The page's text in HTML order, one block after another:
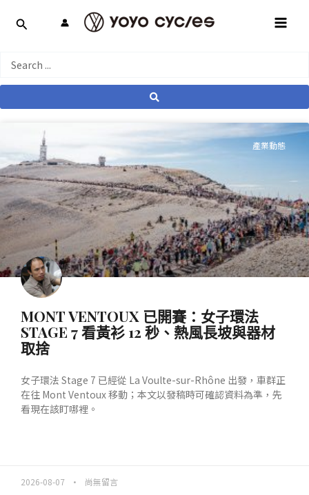
Search
產業動態
MONT VENTOUX 已開賽：女子環法
STAGE 7 看黃衫 12 秒、熱風長坡與器材
取捨
女子環法 Stage 7 已經從 La Voulte-sur-Rhône 出發，車群正
在往 Mont Ventoux 移動；本文以發稿時可確認資料為準，先
看現在該盯哪裡。
2026-08-07 尚無留言